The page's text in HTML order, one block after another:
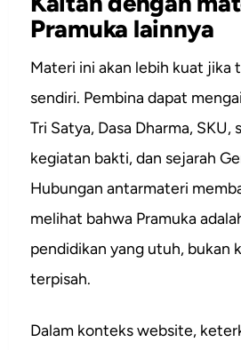
Pramuka lainnya
Materi ini akan lebih kuat jika
sendiri. Pembina dapat
Tri Satya, Dasa Dharma, SKU,
kegiatan bakti, dan sejarah
Hubungan antarmateri
melihat bahwa Pramuka
pendidikan yang utuh, bukan
terpisah.
Dalam konteks website,